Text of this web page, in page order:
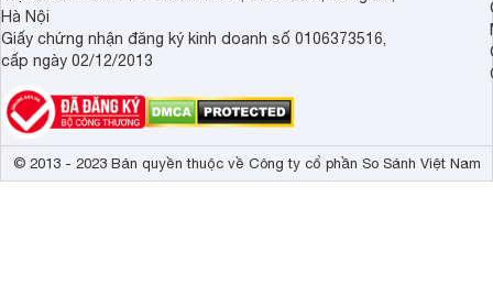
Hà Nội
Giấy chứng nhận đăng ký kinh doanh số 0106373516,
cấp ngày 02/12/2013
© 2013 - 2023 Bản quyền thuộc về Công ty cổ phần So Sánh Việt Nam